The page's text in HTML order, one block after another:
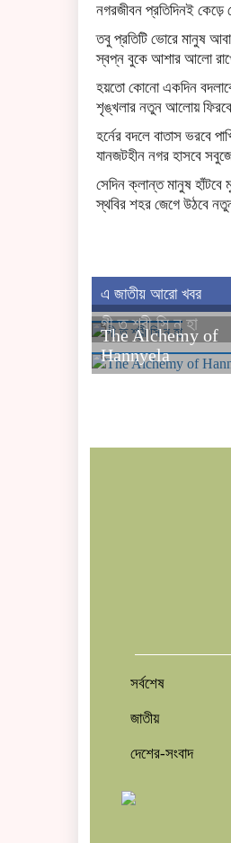
নগরজীবন প্রতিদিনই কেড়ে
তবু প্রতিটি ভোরে মানুষ
স্বপ্ন বুকে আশার আলো
হয়তো কোনো একদিন
শৃঙ্খলার নতুন আলোয়
হর্নের বদলে বাতাস ভরবে
যানজটহীন নগর হাসবে
সেদিন ক্লান্ত মানুষ
স্থবির শহর জেগে উঠবে
এ জাতীয় আরো খবর
গী ত শ্রী সি ন হা
The Alchemy of
Hannyela
সর্বশেষ
জাতীয়
দেশের-সংবাদ